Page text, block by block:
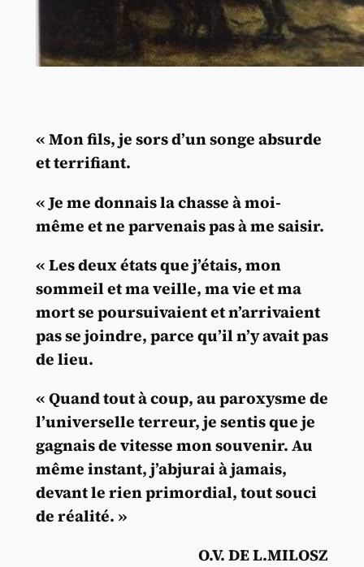
« Mon fils, je sors d’un songe absurde
et terrifiant.
« Je me donnais la chasse à moi-
même et ne parvenais pas à me saisir.
« Les deux états que j’étais, mon
sommeil et ma veille, ma vie et ma
mort se poursuivaient et n’arrivaient
pas se joindre, parce qu’il n’y avait pas
de lieu.
« Quand tout à coup, au paroxysme de
l’universelle terreur, je sentis que je
gagnais de vitesse mon souvenir. Au
même instant, j’abjurai à jamais,
devant le rien primordial, tout souci
de réalité. »
O.V. DE L.MILOSZ